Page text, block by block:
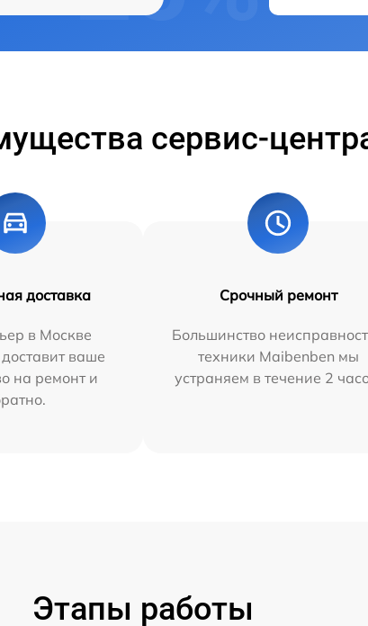
сервис-
доставка
в Москве
ваше
на ремонт и
Срочный ремонт
Большинство
техники Maibenben мы
устраняем в течение 2
Этапы работы